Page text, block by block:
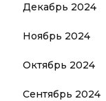
Декабрь 2024
Ноябрь 2024
Октябрь 2024
Сентябрь 2024